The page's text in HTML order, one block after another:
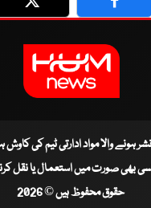
Twitter
نشر ہونے والا مواد ادارتی ٹیم کی
بھی صورت میں استعمال یا نقل
حقوق محفوظ ہیں © 2026